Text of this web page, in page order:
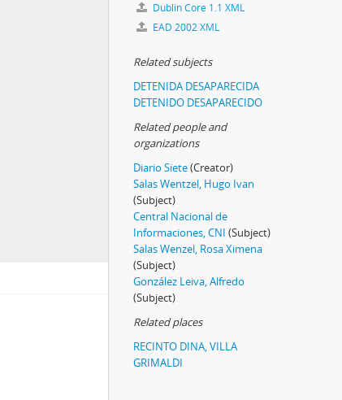
Dublin Core 1.1 XML
EAD 2002 XML
Related subjects
DETENIDA DESAPARECIDA
DETENIDO DESAPARECIDO
Related people and
organizations
Diario Siete(Creator)
Salas Wentzel, Hugo Ivan
(Subject)
Central Nacional de
Informaciones, CNI (Subject)
Salas Wenzel, Rosa Ximena
(Subject)
González Leiva, Alfredo
(Subject)
Related places
RECINTO DINA, VILLA
GRIMALDI